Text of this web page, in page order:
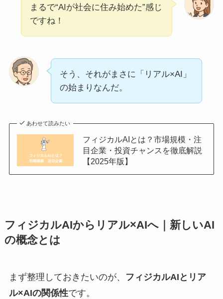
まるで“AIが社会に住み始めた”感じ
ですね！
そう、それがまさに「リアル×AI」
の始まりなんだ。
あわせて読みたい
フィジカルAIとは？市場規模・注
目企業・投資チャンスを徹底解説
【2025年版】
フィジカルAIからリアル×AIへ｜新しいAI
の概念とは
まず整理しておきたいのが、
フィジカルAIとリア
ル×AIの関係性です。